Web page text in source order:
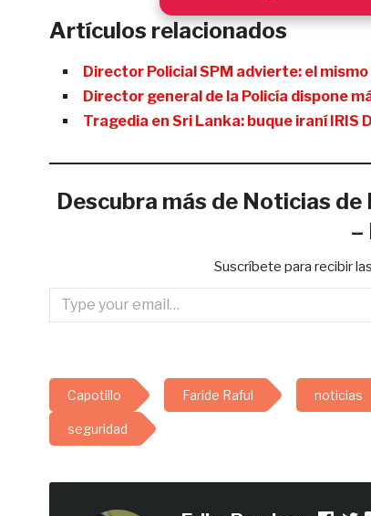
Artículos relacionados
Director Policial SPM advierte: el
Director general de la Policía dispone
Tragedia en Sri Lanka: buque iraní IRIS
Descubra más de Noticias
–
Suscríbete para recibir
Type your email…
Capotillo Faride Raful noticias
seguridad